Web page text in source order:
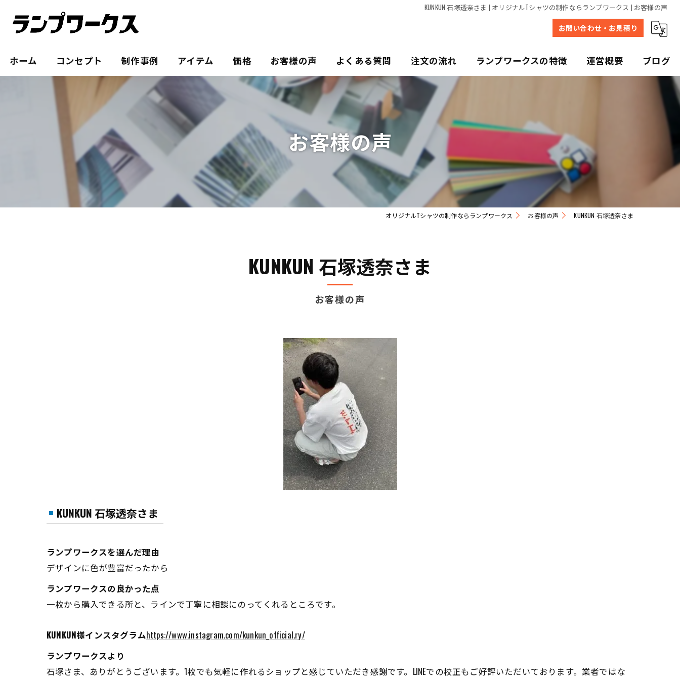
KUNKUN 石塚透奈さま | オリジナルTシャツの制作ならランプワークス | お客様の声
お問い合わせ・お見積り
ホーム コンセプト 制作事例 アイテム 価格 お客様の声 よくある質問 注文の流れ ランプワークスの特徴
プリント
販売
写真
ユニフォーム
運営概要 ブログ
お客様の声
オリジナルTシャツの制作ならランプワークス お客様の声 KUNKUN 石塚透奈さま
お客様の声
KUNKUN 石塚透奈さま
KUNKUN 石塚透奈さま
ランプワークスを選んだ理由
デザインに色が豊富だったから
ランプワークスの良かった点
一枚から購入できる所と、ラインで丁寧に相談にのってくれるところです。
KUNKUN様インスタグラムhttps://www.instagram.com/kunkun_official.ry/
ランプワークスより
石塚さま、ありがとうございます。1枚でも気軽に作れるショップと感じていただき感謝です。LINEでの校正もご好評いただいております。業者ではな